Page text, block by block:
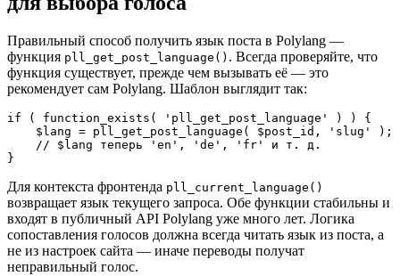
Правильный способ получить язык поста в Polylang —
функция pll_get_post_language() . Всегда проверяйте, что
функция существует, прежде чем вызывать её — это
рекомендует сам Polylang. Шаблон выглядит так:
if ( function_exists( 'pll_get_post_language' ) ) {
    $lang = pll_get_post_language( $post_id, 'slug' );
    // $lang теперь 'en', 'de', 'fr' и т. д.
}
Для контекста фронтенда pll_current_language()
возвращает язык текущего запроса. Обе функции стабильны и
входят в публичный API Polylang уже много лет. Логика
сопоставления голосов должна всегда читать язык из поста, а
не из настроек сайта — иначе переводы получат
неправильный голос.